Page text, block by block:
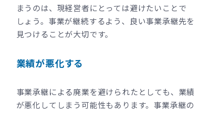
まうのは、現経営者にとっては避けたいことで
しょう。事業が継続するよう、良い事業承継先を
見つけることが大切です。
業績が悪化する
事業承継による廃業を避けられたとしても、業績
が悪化してしまう可能性もあります。事業承継の